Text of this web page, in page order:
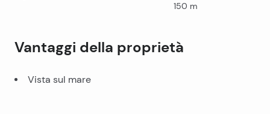
150 m
Vantaggi della proprietà
Vista sul mare